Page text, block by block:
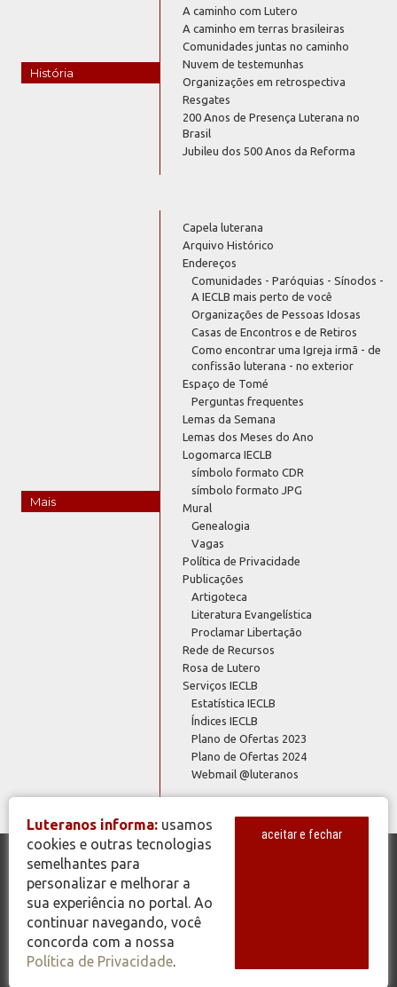
História
A caminho com Lutero
A caminho em terras brasileiras
Comunidades juntas no caminho
Nuvem de testemunhas
Organizações em retrospectiva
Resgates
200 Anos de Presença Luterana no
Brasil
Jubileu dos 500 Anos da Reforma
Mais
Capela luterana
Arquivo Histórico
Endereços
Comunidades - Paróquias - Sínodos -
A IECLB mais perto de você
Organizações de Pessoas Idosas
Casas de Encontros e de Retiros
Como encontrar uma Igreja irmã - de
confissão luterana - no exterior
Espaço de Tomé
Perguntas frequentes
Lemas da Semana
Lemas dos Meses do Ano
Logomarca IECLB
símbolo formato CDR
símbolo formato JPG
Mural
Genealogia
Vagas
Política de Privacidade
Publicações
Artigoteca
Literatura Evangelística
Proclamar Libertação
Rede de Recursos
Rosa de Lutero
Serviços IECLB
Estatística IECLB
Índices IECLB
Plano de Ofertas 2023
Plano de Ofertas 2024
Webmail @luteranos
© Copyright 2026 - Todos os Direitos Reservados - IECLB - Igreja
Evangélica de Confissão Luterana no Brasil - Portal Luteranos -
www.luteranos.com.br
Luteranos informa: usamos
cookies e outras tecnologias
semelhantes para
personalizar e melhorar a
sua experiência no portal. Ao
continuar navegando, você
concorda com a nossa
Política de Privacidade.
aceitar e fechar